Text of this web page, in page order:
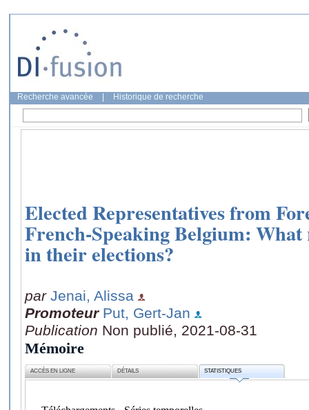
Recherche avancée Historique de recherche
Elected Representatives from
French-Speaking Belgium:
in their elections?
par Jenai, Alissa
Promoteur Put, Gert-Jan
Publication Non publié, 2021-08-31
Mémoire
ACCÈS EN LIGNE DÉTAILS STATISTIQUES